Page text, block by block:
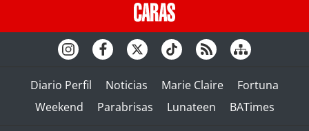
Diario Perfil Noticias Marie Claire
Fortuna
Weekend
Parabrisas Lunateen BATimes